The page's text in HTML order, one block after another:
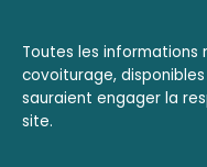
Toutes les informations
covoiturage,
sauraient engager la
site.